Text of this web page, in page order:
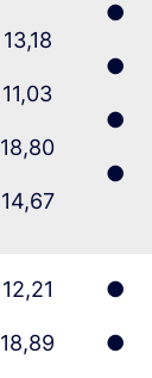
13,18
11,03
18,80
14,67
●
●
●
●
12,21
18,89
●
●